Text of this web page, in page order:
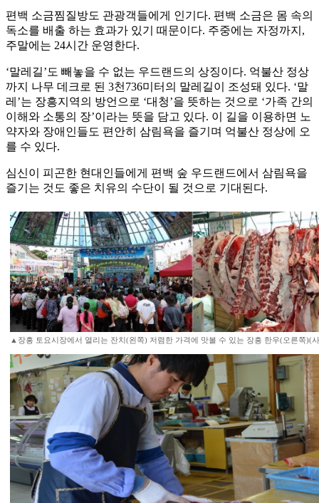
편백 소금찜질방도 관광객들에게 인기다. 편백 소금은 몸 속의
독소를 배출 하는 효과가 있기 때문이다. 주중에는 자정까지,
주말에는 24시간 운영한다.
‘말레길’도 빼놓을 수 없는 우드랜드의 상징이다. 억불산 정상
까지 나무 데크로 된 3천736미터의 말레길이 조성돼 있다. ‘말
레’는 장흥지역의 방언으로 ‘대청’을 뜻하는 것으로 ‘가족 간의
이해와 소통의 장’이라는 뜻을 담고 있다. 이 길을 이용하면 노
약자와 장애인들도 편안히 삼림욕을 즐기며 억불산 정상에 오
를 수 있다.
심신이 피곤한 현대인들에게 편백 숲 우드랜드에서 삼림욕을
즐기는 것도 좋은 치유의 수단이 될 것으로 기대된다.
▲장흥 토요시장에서 열리는 잔치(왼쪽) 저렴한 가격에 맛볼 수 있는 장흥 한우(오른쪽)(